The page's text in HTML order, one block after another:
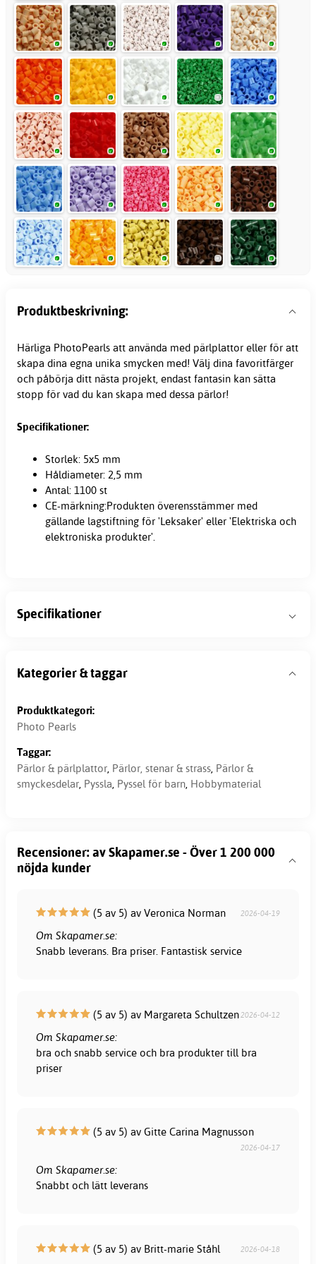
Produktbeskrivning:
Härliga PhotoPearls att använda med pärlplattor eller för att
skapa dina egna unika smycken med! Välj dina favoritfärger
och påbörja ditt nästa projekt, endast fantasin kan sätta
stopp för vad du kan skapa med dessa pärlor!
Specifikationer:
Storlek: 5x5 mm
Håldiameter: 2,5 mm
Antal: 1100 st
CE-märkning:Produkten överensstämmer med
gällande lagstiftning för 'Leksaker' eller 'Elektriska och
elektroniska produkter'.
Specifikationer
Kategorier & taggar
Produktkategori:
Photo Pearls
Taggar:
Pärlor & pärlplattor, Pärlor, stenar & strass, Pärlor &
smyckesdelar, Pyssla, Pyssel för barn, Hobbymaterial
Recensioner: av Skapamer.se - Över 1 200 000
nöjda kunder
(5 av 5) av Veronica Norman 2026-04-19
Om Skapamer.se:
Snabb leverans. Bra priser. Fantastisk service
(5 av 5) av Margareta Schultzen2026-04-12
Om Skapamer.se:
bra och snabb service och bra produkter till bra
priser
(5 av 5) av Gitte Carina Magnusson
2026-04-17
Om Skapamer.se:
Snabbt och lätt leverans
(5 av 5) av Britt-marie Ståhl 2026-04-18